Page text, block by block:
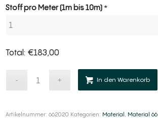
Section
Stoff pro Meter (1m bis 10m) *
Total: €183,00
In den Warenkorb
Artikelnummer:662020 Kategorien: Material, Material 66